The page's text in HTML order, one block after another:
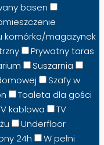
basen
komórka/magazynek
Prywatny taras
Suszarnia
Szafy w
Toaleta dla gości
kablowa
TV
Underfloor
24h
W pełni